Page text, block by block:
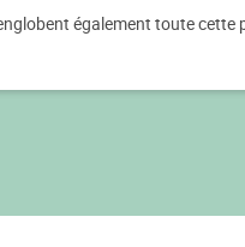
également toute